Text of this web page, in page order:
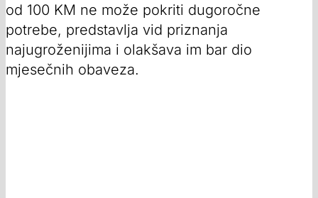
od 100 KM ne može pokriti dugoročne
potrebe, predstavlja vid priznanja
najugroženijima i olakšava im bar dio
mjesečnih obaveza.